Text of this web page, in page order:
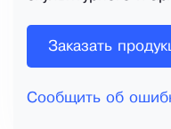
Заказать
Сообщить об